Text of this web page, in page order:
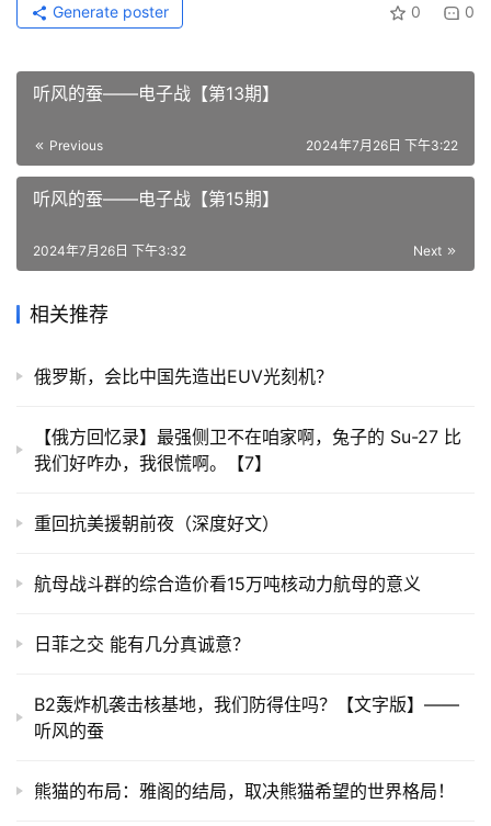
0 0
Generate poster
听风的蚕——电子战【第13期】
Previous 2024年7月26日 下午3:22
听风的蚕——电子战【第15期】
Next
2024年7月26日 下午3:32
相关推荐
俄罗斯，会比中国先造出EUV光刻机？
【俄方回忆录】最强侧卫不在咱家啊，兔子的 Su-27 比
我们好咋办，我很慌啊。【7】
重回抗美援朝前夜（深度好文）
航母战斗群的综合造价看15万吨核动力航母的意义
日菲之交 能有几分真诚意？
B2轰炸机袭击核基地，我们防得住吗？【文字版】——
听风的蚕
熊猫的布局：雅阁的结局，取决熊猫希望的世界格局！